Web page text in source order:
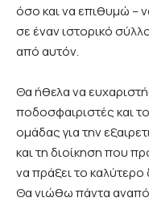
όσο και να επιθυμώ –
σε έναν ιστορικό
από αυτόν.
Θα ήθελα να
ποδοσφαιριστές και
ομάδας για την
και τη διοίκηση που
να πράξει το καλύτερο
Θα νιώθω πάντα